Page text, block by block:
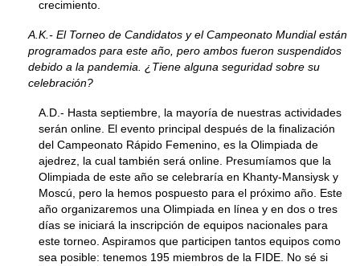
crecimiento.
A.K.- El Torneo de Candidatos y el Campeonato Mundial están
programados para este año, pero ambos fueron suspendidos
debido a la pandemia. ¿Tiene alguna seguridad sobre su
celebración?
A.D.- Hasta septiembre, la mayoría de nuestras actividades
serán online. El evento principal después de la finalización
del Campeonato Rápido Femenino, es la Olimpiada de
ajedrez, la cual también será online. Presumíamos que la
Olimpiada de este año se celebraría en Khanty-Mansiysk y
Moscú, pero la hemos pospuesto para el próximo año. Este
año organizaremos una Olimpiada en línea y en dos o tres
días se iniciará la inscripción de equipos nacionales para
este torneo. Aspiramos que participen tantos equipos como
sea posible: tenemos 195 miembros de la FIDE. No sé si